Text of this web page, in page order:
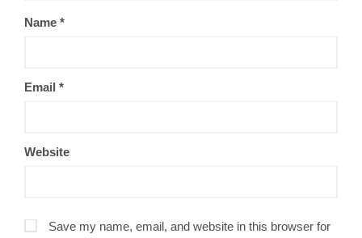
Name *
Email *
Website
Save my name, email, and website in this browser for